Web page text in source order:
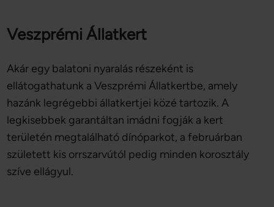
Veszprémi Állatkert
Akár egy balatoni nyaralás részeként is
ellátogathatunk a Veszprémi Állatkertbe, amely
hazánk legrégebbi állatkertjei közé tartozik. A
legkisebbek garantáltan imádni fogják a kert
területén megtalálható dínóparkot, a februárban
született kis orrszarvútól pedig minden korosztály
szíve ellágyul.